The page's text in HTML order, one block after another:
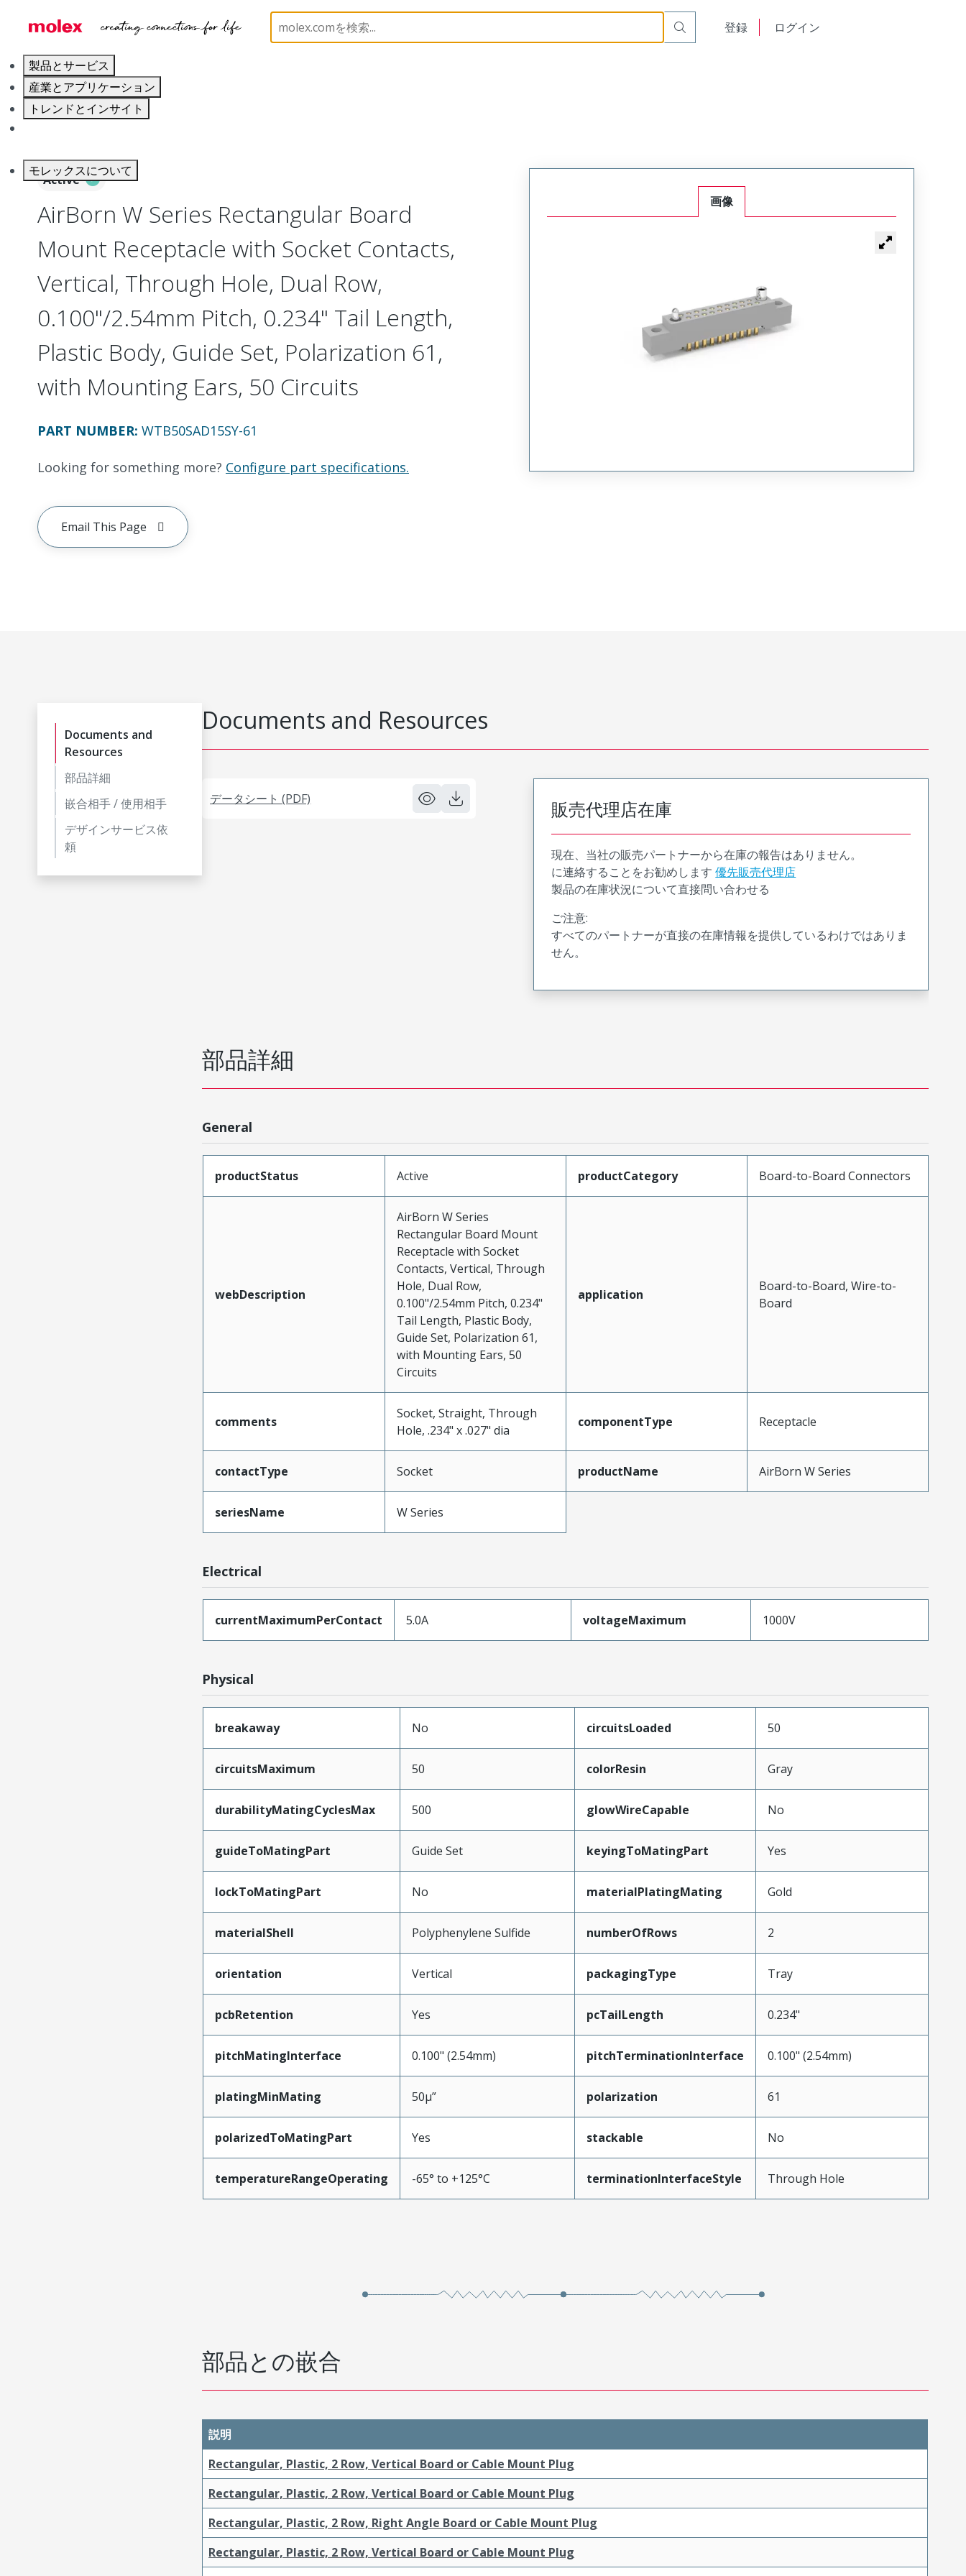
登録 ログイン
製品とサービス
産業とアプリケーション
トレンドとインサイト
モレックスについて
Board-to-Board Connectors Rectangular, Plastic, 2 Row, Vertical/Right Angle Board or Cable Mount Receptacle
Active
AirBorn W Series Rectangular Board
Mount Receptacle with Socket Contacts,
Vertical, Through Hole, Dual Row,
0.100"/2.54mm Pitch, 0.234" Tail Length,
Plastic Body, Guide Set, Polarization 61,
with Mounting Ears, 50 Circuits
PART NUMBER: WTB50SAD15SY-61
Looking for something more? Configure part specifications.
Email This Page
画像
Documents and
Resources
部品詳細
嵌合相手 / 使用相手
デザインサービス依
頼
Documents and Resources
データシート (PDF) 販売代理店在庫
現在、当社の販売パートナーから在庫の報告はありません。
に連絡することをお勧めします 優先販売代理店
製品の在庫状況について直接問い合わせる
ご注意:
すべてのパートナーが直接の在庫情報を提供しているわけではありま
せん。
部品詳細
General
productStatus Active productCategory Board-to-Board Connectors
webDescription
AirBorn W Series
Rectangular Board Mount
Receptacle with Socket
Contacts, Vertical, Through
Hole, Dual Row,
0.100"/2.54mm Pitch, 0.234"
Tail Length, Plastic Body,
Guide Set, Polarization 61,
with Mounting Ears, 50
Circuits
application
Board-to-Board, Wire-to-
Board
comments
Socket, Straight, Through
Hole, .234" x .027" dia
componentType Receptacle
contactType Socket productName AirBorn W Series
seriesName W Series
Electrical
currentMaximumPerContact 5.0A voltageMaximum 1000V
Physical
breakaway No circuitsLoaded 50
circuitsMaximum 50 colorResin Gray
durabilityMatingCyclesMax 500 glowWireCapable No
guideToMatingPart Guide Set keyingToMatingPart Yes
lockToMatingPart No materialPlatingMating Gold
materialShell Polyphenylene Sulfide numberOfRows 2
orientation Vertical packagingType Tray
pcbRetention Yes pcTailLength 0.234"
pitchMatingInterface 0.100" (2.54mm) pitchTerminationInterface 0.100" (2.54mm)
platingMinMating 50µ” polarization 61
polarizedToMatingPart Yes stackable No
temperatureRangeOperating -65° to +125°C terminationInterfaceStyle Through Hole
部品との嵌合
説明
Rectangular, Plastic, 2 Row, Vertical Board or Cable Mount Plug
Rectangular, Plastic, 2 Row, Vertical Board or Cable Mount Plug
Rectangular, Plastic, 2 Row, Right Angle Board or Cable Mount Plug
Rectangular, Plastic, 2 Row, Vertical Board or Cable Mount Plug